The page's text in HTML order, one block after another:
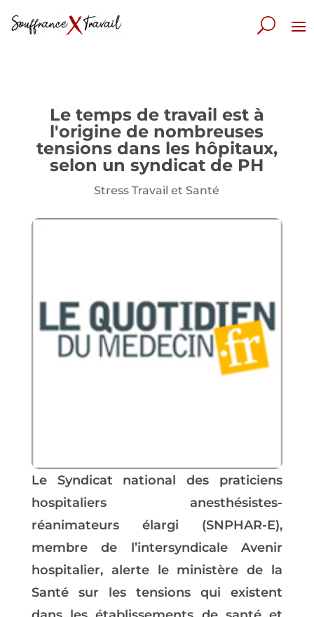
Le temps de travail est à
l'origine de nombreuses
tensions dans les hôpitaux,
selon un syndicat de PH
Stress Travail et Santé
Le Syndicat national des praticiens
hospitaliers anesthésistes-
réanimateurs élargi (SNPHAR-E),
membre de l’intersyndicale Avenir
hospitalier, alerte le ministère de la
Santé sur les tensions qui existent